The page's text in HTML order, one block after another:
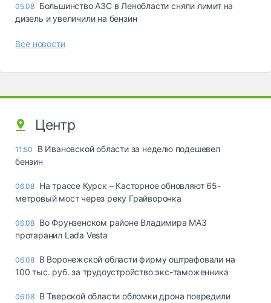
05.08 Большинство АЗС в Ленобласти сняли лимит на
дизель и увеличили на бензин
Все новости
Центр
11:50
В Ивановской области за неделю подешевел
бензин
06.08 На трассе Курск – Касторное обновляют 65-
метровый мост через реку Грайворонка
06.08 Во Фрунзенском районе Владимира МАЗ
протаранил Lada Vesta
06.08 В Воронежской области фирму оштрафовали на
100 тыс. руб. за трудоустройство экс-таможенника
06.08 В Тверской области обломки дрона повредили